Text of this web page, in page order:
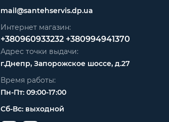
mail@santehservis.dp.ua
Интернет магазин:
+380960933232 +380994941370
Адрес точки выдачи:
г.Днепр, Запорожское шоссе, д.27
Время работы:
Пн-Пт: 09:00-17:00
Сб-Вс: выходной